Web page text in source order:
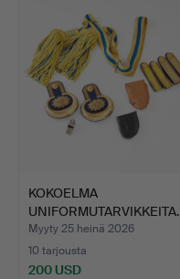
yrityksessä
KOKOELMA
UNIFORMUTARVIKKEITA.
Myyty 25 heinä 2026
10 tarjousta
200 USD